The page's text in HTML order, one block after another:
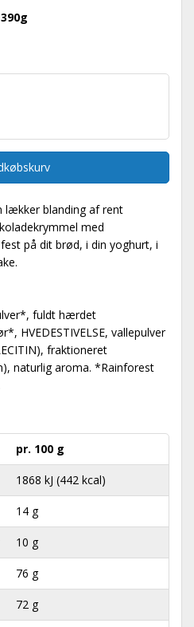
lækker blanding af rent
med
på dit brød, i din yoghurt, i
fuldt hærdet
HVEDESTIVELSE, vallepulver
fraktioneret
naturlig aroma. *Rainforest
pr. 100 g
1868 kJ (442 kcal)
14 g
10 g
76 g
72 g